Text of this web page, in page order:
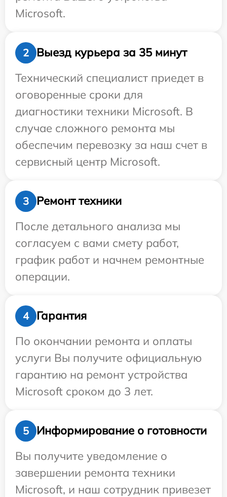
Microsoft.
2
Выезд курьера за 35 минут
Технический специалист приедет в
оговоренные сроки для
диагностики техники Microsoft. В
случае сложного ремонта мы
обеспечим перевозку за наш счет в
сервисный центр Microsoft.
3
Ремонт техники
После детального анализа мы
согласуем с вами смету работ,
график работ и начнем ремонтные
операции.
4
Гарантия
По окончании ремонта и оплаты
услуги Вы получите официальную
гарантию на ремонт устройства
Microsoft сроком до 3 лет.
5
Информирование о готовности
Вы получите уведомление о
завершении ремонта техники
Microsoft, и наш сотрудник привезет